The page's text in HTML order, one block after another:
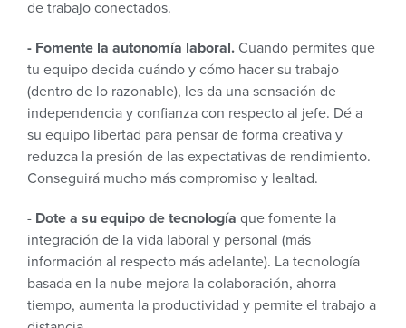
de trabajo conectados.
- Fomente la autonomía laboral. Cuando permites que
tu equipo decida cuándo y cómo hacer su trabajo
(dentro de lo razonable), les da una sensación de
independencia y confianza con respecto al jefe. Dé a
su equipo libertad para pensar de forma creativa y
reduzca la presión de las expectativas de rendimiento.
Conseguirá mucho más compromiso y lealtad.
- Dote a su equipo de tecnología que fomente la
integración de la vida laboral y personal (más
información al respecto más adelante). La tecnología
basada en la nube mejora la colaboración, ahorra
tiempo, aumenta la productividad y permite el trabajo a